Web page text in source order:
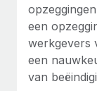
Entiteiten
Stel snel
Mobiliteit
Plaats
Contractor
Belastingen
Naar de blog
een
werkgevers
een
van